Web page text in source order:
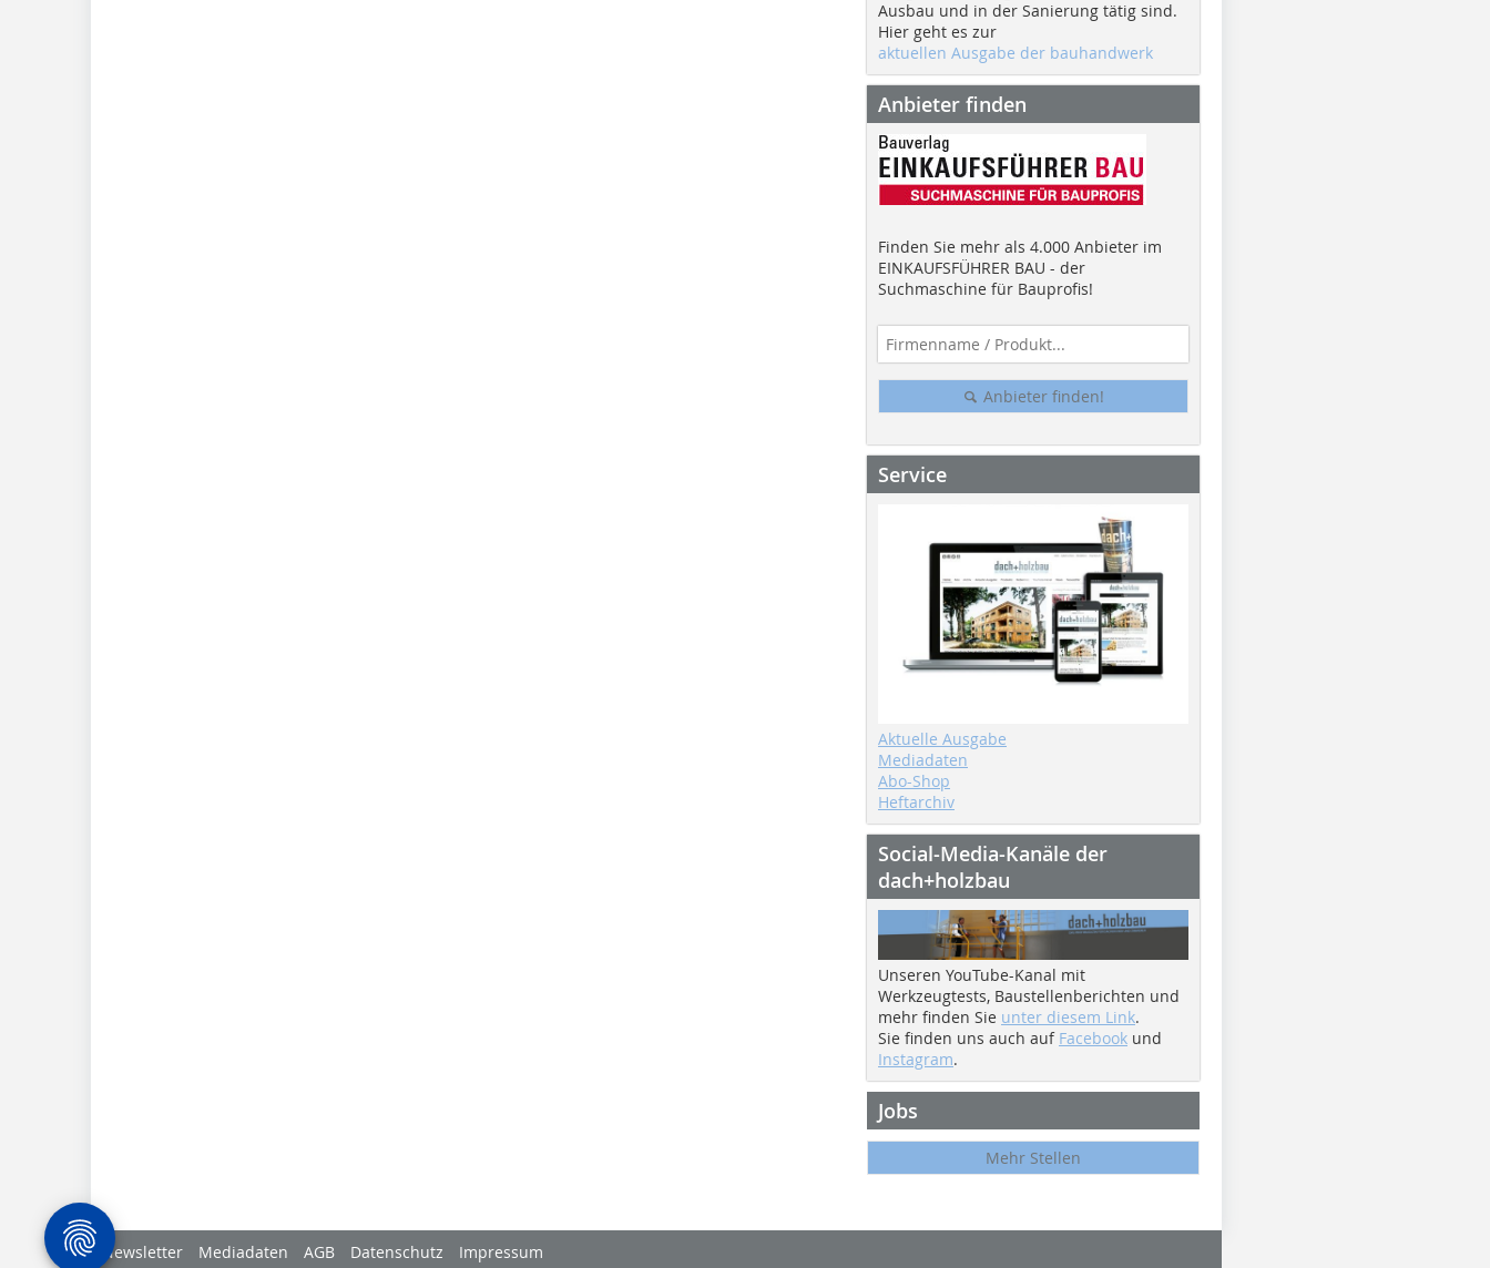
Ausbau und in der Sanierung tätig sind.
Hier geht es zur
aktuellen Ausgabe der bauhandwerk
Anbieter finden
Finden Sie mehr als 4.000 Anbieter im
EINKAUFSFÜHRER BAU - der
Suchmaschine für Bauprofis!
Anbieter finden!
Service
Aktuelle Ausgabe
Mediadaten
Abo-Shop
Heftarchiv
Social-Media-Kanäle der
dach+holzbau
Unseren YouTube-Kanal mit
Werkzeugtests, Baustellenberichten und
mehr finden Sie unter diesem Link.
Sie finden uns auch auf Facebook und
Instagram.
Jobs
Mehr Stellen
Newsletter Mediadaten AGB Datenschutz Impressum